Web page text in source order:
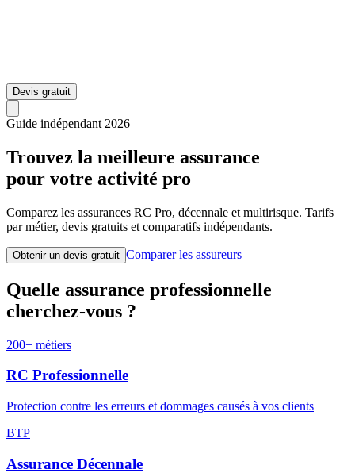
Devis gratuit
Guide indépendant 2026
Trouvez la meilleure assurance
pour votre activité pro
Comparez les assurances RC Pro, décennale et multirisque. Tarifs
par métier, devis gratuits et comparatifs indépendants.
Obtenir un devis gratuit Comparer les assureurs
Quelle assurance professionnelle
cherchez-vous ?
200+ métiers
RC Professionnelle
Protection contre les erreurs et dommages causés à vos clients
BTP
Assurance Décennale